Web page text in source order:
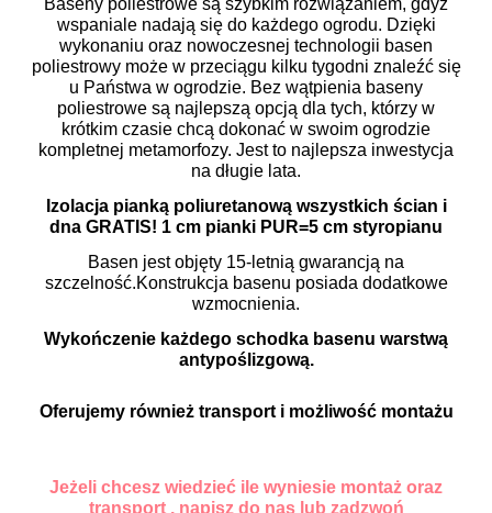
Baseny poliestrowe są szybkim rozwiązaniem, gdyż
wspaniale nadają się do każdego ogrodu. Dzięki
wykonaniu oraz nowoczesnej technologii basen
poliestrowy może w przeciągu kilku tygodni znaleźć się
u Państwa w ogrodzie. Bez wątpienia baseny
poliestrowe są najlepszą opcją dla tych, którzy w
krótkim czasie chcą dokonać w swoim ogrodzie
kompletnej metamorfozy. Jest to najlepsza inwestycja
na długie lata.
Izolacja pianką poliuretanową wszystkich ścian i
dna GRATIS! 1 cm pianki PUR=5 cm styropianu
Basen jest objęty 15-letnią gwarancją na
szczelność.Konstrukcja basenu posiada dodatkowe
wzmocnienia.
Wykończenie każdego schodka basenu warstwą
antypoślizgową.
Oferujemy również transport i możliwość montażu
Jeżeli chcesz wiedzieć ile wyniesie montaż oraz
transport , napisz do nas lub zadzwoń